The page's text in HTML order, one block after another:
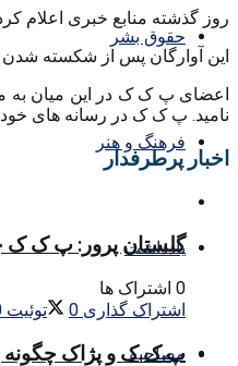
حقوق بشر
فرهنگ و هنر
یادداشت
مصاحبه
روز گذشته منابع خبری اعلام کردند، ۲۰ هزار آواره عراقی که به در کوهستان سنجار تحت محاصره گروه تروریستی داعش
این آوارگان پس از شکسته
اعضای پ ک ک در این میان به
نامید. پ ک ک در رسانه های خود
اخبار پرطرفدار
گلستان پرور: پ ک ک
0 اشتراک ها
اشتراک گذاری 0 توئیت
پ.ک.ک و پژاک چگونه